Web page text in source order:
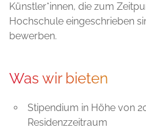
Künstler*innen, die zum
Hochschule eingeschrieben
bewerben.
Was wir bieten
Stipendium in Höhe von
Residenzzeitraum